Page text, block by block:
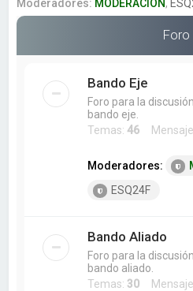
Moderadores: MODERACION,
Foro
Bando Eje
Foro para la
bando eje.
Temas:46
Moderadores:
ESQ24F
Bando Aliado
Foro para la
bando aliado.
Temas: 30